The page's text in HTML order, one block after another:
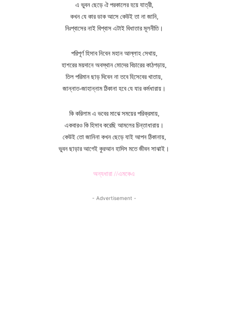
এ ভুবন ছেড়ে ঐ পরকালের হয়ে যাত্রী,
কখন যে কার ডাক আসে কেউই তা না জানি,
নিঃশ্বাসের নাই বিশ্বাস এটাই বিধাতার মূলনীতি।
পরিপূর্ণ হিসাব নিবেন মহান আল্লাহ সেথায়,
হাশরের ময়দানে অবস্থান মোদের বিচারের কাঠগড়ায়,
তিল পরিমান ছাড় দিবেন না তবে হিসেবের খাতায়,
জান্নাত-জাহান্নাম ঠিকানা হবে যে যার কর্মধারায়।
কি করিলাম এ ভবের মাঝে সময়ের পরিক্রমায়,
একবারও কি হিসাব করেছি আমলের চিন্তাধারায়।
কেউই তো জানিনা কখন ছেড়ে যাই আপন ঠিকানায়,
ভুবন ছাড়ার আগেই কুরআন হাদিস মতে জীবন সাঝাই।
অন্যধারা //এমকেএ
- Advertisement -